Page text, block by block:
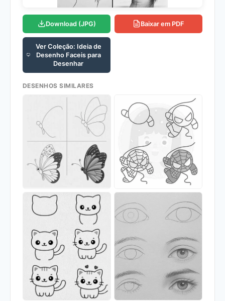
Download (JPG) Baixar em PDF
Ver Coleção: Ideia de
Desenho Faceis para
Desenhar
DESENHOS SIMILARES